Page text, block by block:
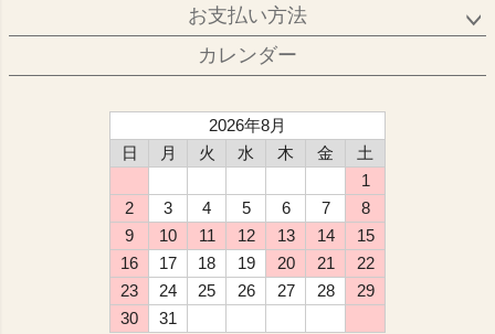
お支払い方法
カレンダー
2026年8月
日
月 火 水 木 金
土
1
2
3 4 5 6 7
8
9
10 11 12 13 14
15
16
17 18 19 20 21
22
23
24 25 26 27 28
29
30
31